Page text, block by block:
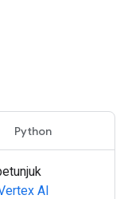
Python
AI